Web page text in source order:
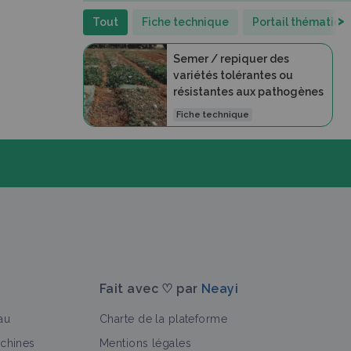
Tout Fiche technique Portail >
Semer / repiquer des
variétés tolérantes ou
résistantes aux pathogènes
Fiche technique
Fait avec ♡ par Neayi
Charte de la plateforme
Mentions légales